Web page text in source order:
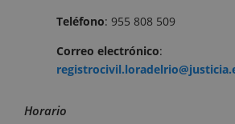
Teléfono: 955 808 509
Correo electrónico:
Horario